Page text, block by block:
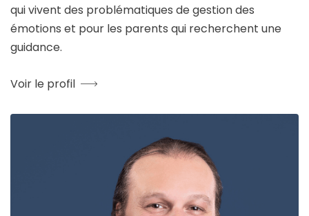
qui vivent des problématiques de gestion des
émotions et pour les parents qui recherchent une
guidance.
Voir le profil